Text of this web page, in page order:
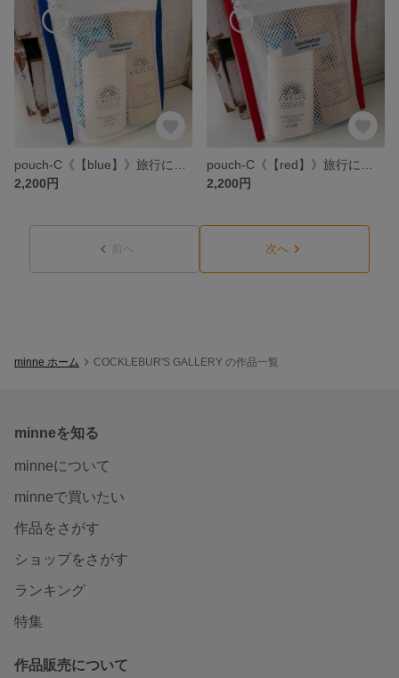
2,200円
2,200円
前へ 次へ
minne ホーム COCKLEBUR'S GALLERY の作品一覧
minneを知る
minneについて
minneで買いたい
作品をさがす
ショップをさがす
ランキング
特集
作品販売について